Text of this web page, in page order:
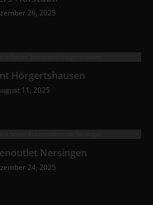
26, 2025
Hörgertshausen
11, 2025
Nersingen
24, 2025